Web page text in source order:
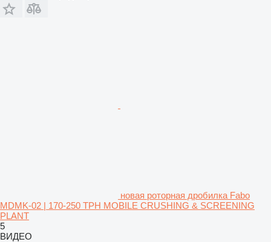
новая роторная дробилка Fabo
MDMK-02 | 170-250 TPH MOBILE CRUSHING & SCREENING
PLANT
5
ВИДЕО